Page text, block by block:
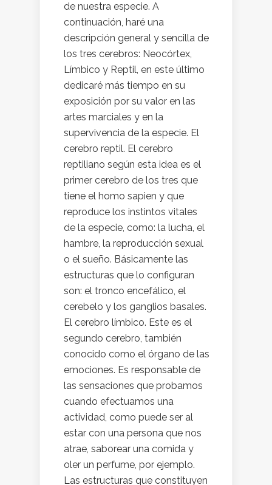
de nuestra especie. A
continuación, haré una
descripción general y sencilla de
los tres cerebros: Neocórtex,
Límbico y Reptil, en este último
dedicaré más tiempo en su
exposición por su valor en las
artes marciales y en la
supervivencia de la especie. El
cerebro reptil. El cerebro
reptiliano según esta idea es el
primer cerebro de los tres que
tiene el homo sapien y que
reproduce los instintos vitales
de la especie, como: la lucha, el
hambre, la reproducción sexual
o el sueño. Básicamente las
estructuras que lo configuran
son: el tronco encefálico, el
cerebelo y los ganglios basales.
El cerebro límbico. Este es el
segundo cerebro, también
conocido como el órgano de las
emociones. Es responsable de
las sensaciones que probamos
cuando efectuamos una
actividad, como puede ser al
estar con una persona que nos
atrae, saborear una comida y
oler un perfume, por ejemplo.
Las estructuras que constituyen